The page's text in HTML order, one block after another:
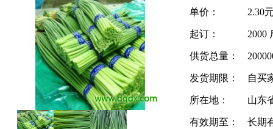
单价： 2.30
起订： 2000
供货总量：
发货期限： 自买
所在地： 山东
有效期至： 长期